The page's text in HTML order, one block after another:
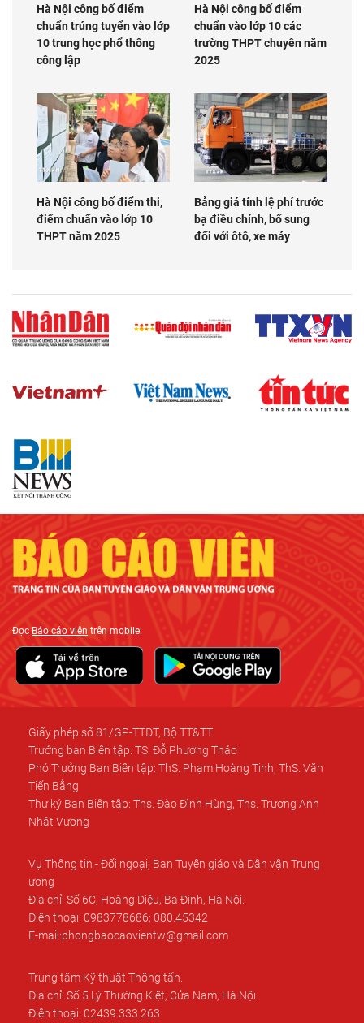
Hà Nội công bố điểm
chuẩn trúng tuyển vào lớp
10 trung học phổ thông
công lập
Hà Nội công bố điểm
chuẩn vào lớp 10 các
trường THPT chuyên năm
2025
Hà Nội công bố điểm thi,
điểm chuẩn vào lớp 10
THPT năm 2025
Bảng giá tính lệ phí trước
bạ điều chỉnh, bổ sung
đối với ôtô, xe máy
ĐọcBáo cáo viên trên mobile:
Giấy phép số 81/GP-TTĐT, Bộ TT&TT
Trưởng ban Biên tập: TS. Đỗ Phương Thảo
Phó Trưởng Ban Biên tập: ThS. Phạm Hoàng Tinh, ThS. Văn
Tiến Bằng
Thư ký Ban Biên tập: Ths. Đào Đình Hùng, Ths. Trương Anh
Nhật Vương
Vụ Thông tin - Đối ngoại, Ban Tuyên giáo và Dân vận Trung
ương
Địa chỉ: Số 6C, Hoàng Diệu, Ba Đình, Hà Nội.
Điện thoại: 0983778686; 080.45342
E-mail:phongbaocaovientw@gmail.com
Trung tâm Kỹ thuật Thông tấn.
Địa chỉ: Số 5 Lý Thường Kiệt, Cửa Nam, Hà Nội.
Điện thoại: 02439.333.263